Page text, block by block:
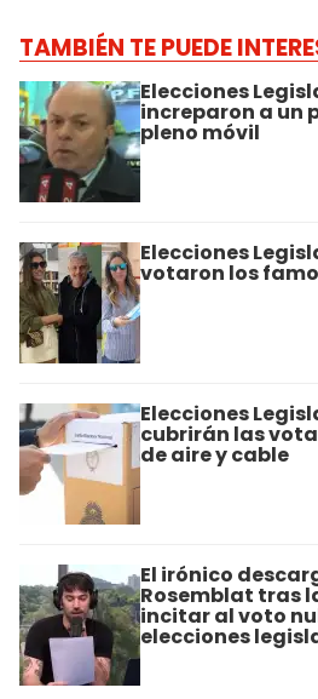
TAMBIÉN TE PUEDE
Elecciones
increparon a un
pleno móvil
Elecciones
votaron los
Elecciones
cubrirán las
de aire y cable
El irónico
Rosemblat tras
incitar al voto
elecciones